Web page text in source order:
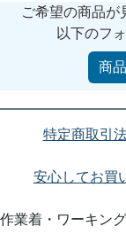
ご希望の商品が
以下のフ
商
特定商取引
安心してお買
作業着・ワーキン